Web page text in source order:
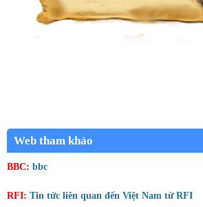
Web tham khảo
BBC: bbc
RFI: Tin tức liên quan đến Việt Nam từ RFI